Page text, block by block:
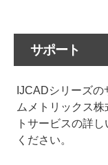
サポート
IJCADシリーズ
ムメトリックス
トサービスの詳
ください。